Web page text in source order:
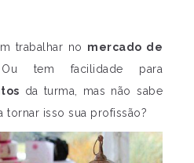
trabalhar no mercado de
tem facilidade para
da turma, mas não sabe
tornar isso sua profissão?